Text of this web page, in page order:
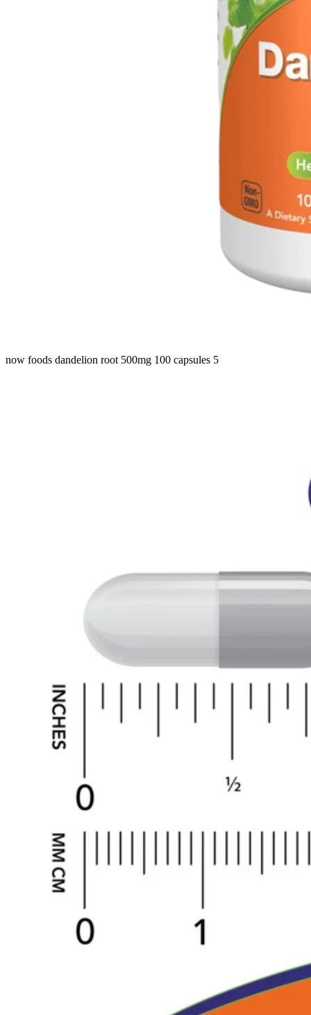
now foods dandelion root 500mg 100 capsules 5